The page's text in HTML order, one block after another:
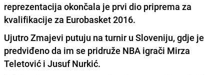
reprezentacija okončala je prvi dio priprema za
kvalifikacije za Eurobasket 2016.
Ujutro Zmajevi putuju na turnir u Sloveniju, gdje je
predviđeno da im se pridruže NBA igrači Mirza
Teletović i Jusuf Nurkić.